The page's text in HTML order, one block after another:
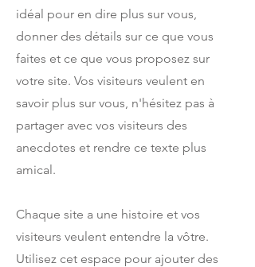
idéal pour en dire plus sur vous,
donner des détails sur ce que vous
faites et ce que vous proposez sur
votre site. Vos visiteurs veulent en
savoir plus sur vous, n'hésitez pas à
partager avec vos visiteurs des
anecdotes et rendre ce texte plus
amical.
Chaque site a une histoire et vos
visiteurs veulent entendre la vôtre.
Utilisez cet espace pour ajouter des